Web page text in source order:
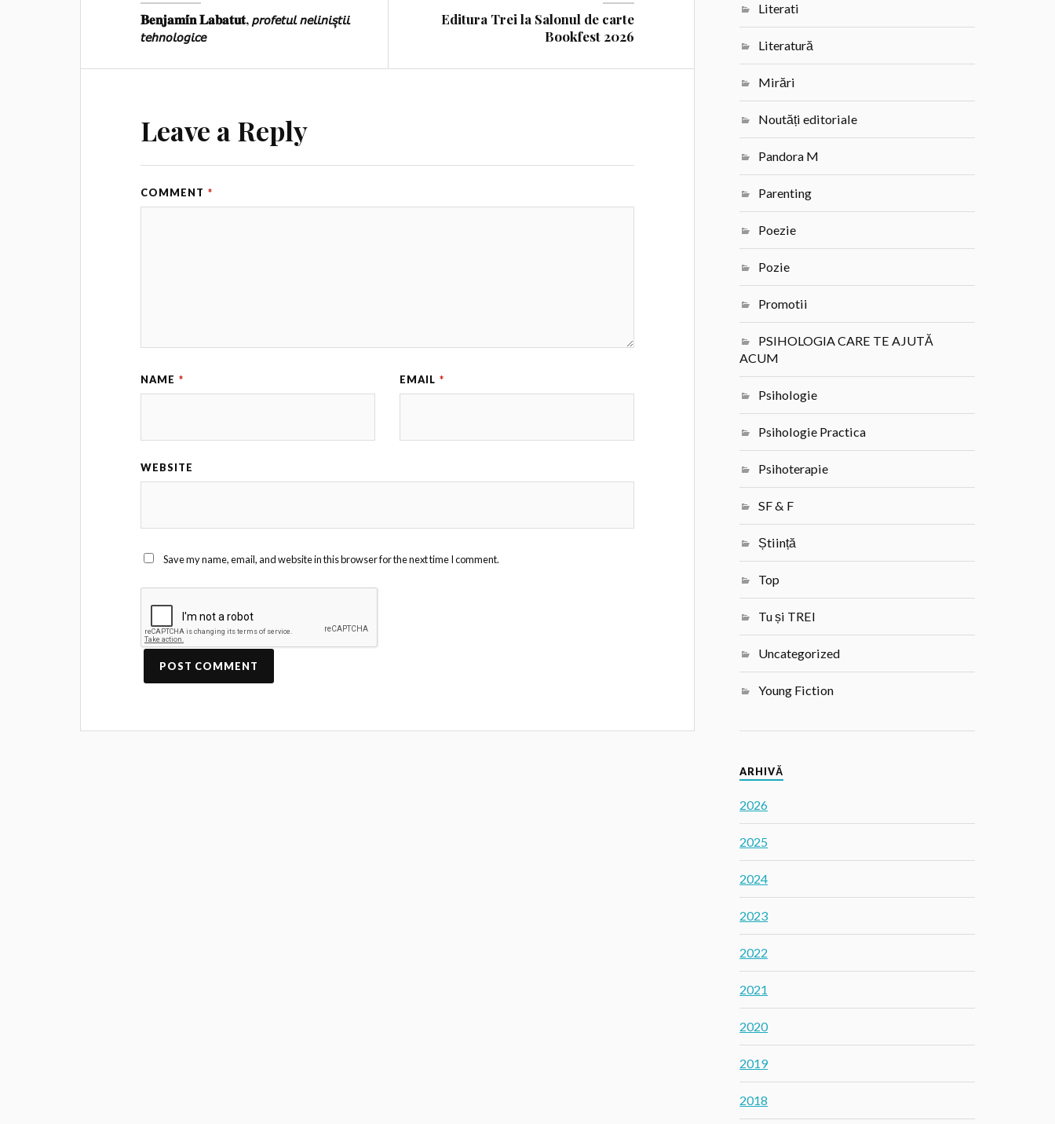
𝐁𝐞𝐧𝐣𝐚𝐦𝐢́𝐧 𝐋𝐚𝐛𝐚𝐭𝐮𝐭, 𝘱𝘳𝘰𝘧𝘦𝘵𝘶𝘭 𝘯𝘦𝘭𝘪𝘯𝘪𝘴̦𝘵𝘪𝘪
𝘵𝘦𝘩𝘯𝘰𝘭𝘰𝘨𝘪𝘤𝘦
Editura Trei la Salonul de carte
Bookfest 2026
Leave a Reply
COMMENT *
NAME * EMAIL *
WEBSITE
Save my name, email, and website in this browser for the next time I comment.
Literati
Literatură
Mirări
Noutăți editoriale
Pandora M
Parenting
Poezie
Pozie
Promotii
PSIHOLOGIA CARE TE AJUTĂ
ACUM
Psihologie
Psihologie Practica
Psihoterapie
SF & F
Știință
Top
Tu și TREI
Uncategorized
Young Fiction
ARHIVĂ
2026
2025
2024
2023
2022
2021
2020
2019
2018